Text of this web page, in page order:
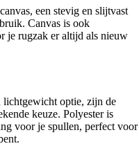
een stevig en slijtvast
Canvas is ook
je rugzak er altijd als nieuw
lichtgewicht optie, zijn de
keuze. Polyester is
voor je spullen, perfect voor